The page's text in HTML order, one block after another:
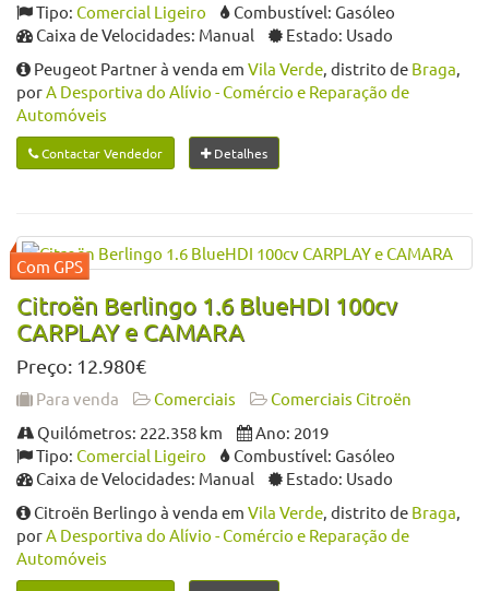
Tipo: Comercial Ligeiro
Combustível: Gasóleo
Caixa de Velocidades: Manual
Estado: Usado
Peugeot Partner à venda em Vila Verde, distrito de Braga,
porA Desportiva do Alívio - Comércio e Reparação de
Automóveis
Contactar Vendedor Detalhes
Citroën Berlingo 1.6 BlueHDI 100cv
CARPLAY e CAMARA
Preço: 12.980€
Para venda Comerciais
Comerciais Citroën
Quilómetros: 222.358 km
Ano: 2019
Tipo: Comercial Ligeiro
Combustível: Gasóleo
Caixa de Velocidades: Manual
Estado: Usado
Citroën Berlingo à venda em Vila Verde, distrito de Braga,
porA Desportiva do Alívio - Comércio e Reparação de
Automóveis